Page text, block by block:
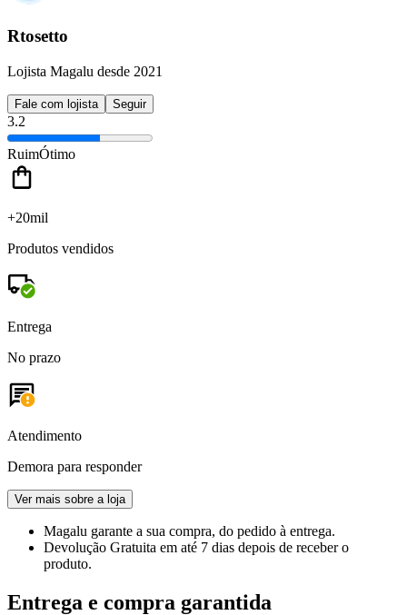
Rtosetto
Lojista Magalu desde 2021
Fale com lojista Seguir
3.2
RuimÓtimo
+20mil
Produtos vendidos
Entrega
No prazo
Atendimento
Demora para responder
Ver mais sobre a loja
Magalu garante a sua compra, do pedido à entrega.
Devolução Gratuita em até 7 dias depois de receber o
produto.
Entrega e compra garantida